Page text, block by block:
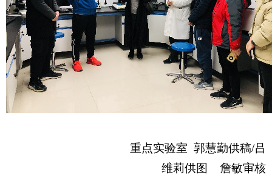
重点实验室 郭慧勤供稿/吕
维莉供图 詹敏审核